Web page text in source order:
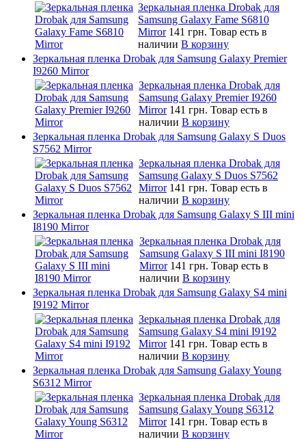
Зеркальная пленка Drobak для
Samsung Galaxy Fame S6810
Mirror 141 грн. Товар есть в
наличии В корзину
Зеркальная пленка Drobak для Samsung Galaxy Premier
I9260 Mirror
Зеркальная пленка Drobak для
Samsung Galaxy Premier I9260
Mirror 141 грн. Товар есть в
наличии В корзину
Зеркальная пленка Drobak для Samsung Galaxy S Duos
S7562 Mirror
Зеркальная пленка Drobak для
Samsung Galaxy S Duos S7562
Mirror 141 грн. Товар есть в
наличии В корзину
Зеркальная пленка Drobak для Samsung Galaxy S III mini
I8190 Mirror
Зеркальная пленка Drobak для
Samsung Galaxy S III mini I8190
Mirror 141 грн. Товар есть в
наличии В корзину
Зеркальная пленка Drobak для Samsung Galaxy S4 mini
I9192 Mirror
Зеркальная пленка Drobak для
Samsung Galaxy S4 mini I9192
Mirror 141 грн. Товар есть в
наличии В корзину
Зеркальная пленка Drobak для Samsung Galaxy Young
S6312 Mirror
Зеркальная пленка Drobak для
Samsung Galaxy Young S6312
Mirror 141 грн. Товар есть в
наличии В корзину